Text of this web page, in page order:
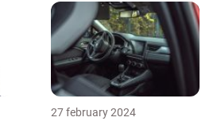
27 february 2024